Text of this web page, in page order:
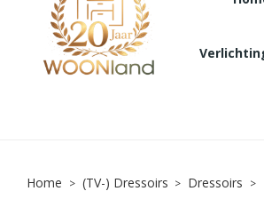
Home (TV-) Dressoirs Dressoirs